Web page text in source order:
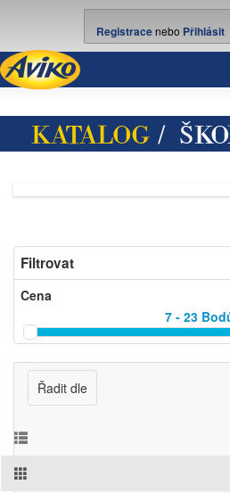
Registracenebo Přihlásit
KATALOG /
Filtrovat
Cena
7 - 23
Řadit dle